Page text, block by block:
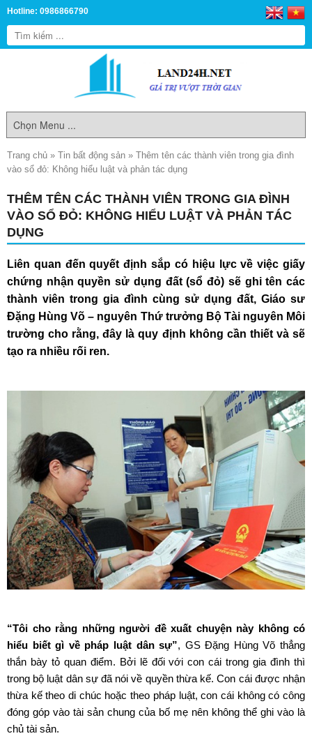
Hotline: 0986866790
Trang chủ » Tin bất động sản » Thêm tên các thành viên trong gia đình
vào sổ đỏ: Không hiểu luật và phản tác dụng
THÊM TÊN CÁC THÀNH VIÊN TRONG GIA ĐÌNH
VÀO SỔ ĐỎ: KHÔNG HIỂU LUẬT VÀ PHẢN TÁC
DỤNG
Liên quan đến quyết định sắp có hiệu lực về việc giấy
chứng nhận quyền sử dụng đất (sổ đỏ) sẽ ghi tên các
thành viên trong gia đình cùng sử dụng đất, Giáo sư
Đặng Hùng Võ – nguyên Thứ trưởng Bộ Tài nguyên Môi
trường cho rằng, đây là quy định không cần thiết và sẽ
tạo ra nhiều rối ren.
“Tôi cho rằng những người đề xuất chuyện này không có
hiểu biết gì về pháp luật dân sự”, GS Đặng Hùng Võ thẳng
thắn bày tỏ quan điểm. Bởi lẽ đối với con cái trong gia đình thì
trong bộ luật dân sự đã nói về quyền thừa kế. Con cái được nhận
thừa kế theo di chúc hoặc theo pháp luật, con cái không có công
đóng góp vào tài sản chung của bố mẹ nên không thể ghi vào là
chủ tài sản.